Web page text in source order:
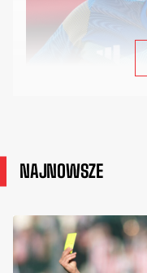
NAJNOWSZE